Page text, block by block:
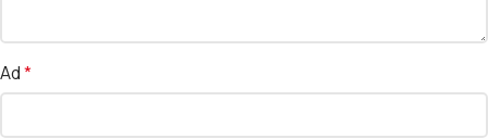
Ad*